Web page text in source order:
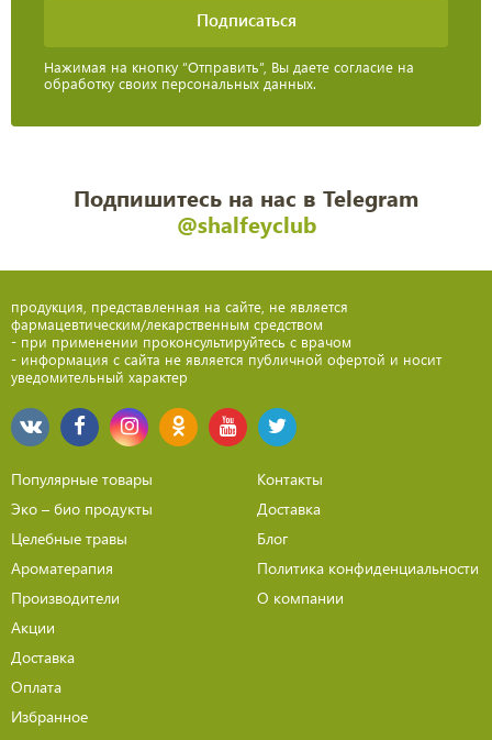
Нажимая на кнопку “Отправить”, Вы даете согласие на
обработку своих персональных данных.
Подпишитесь на нас в Telegram
@shalfeyclub
продукция, представленная на сайте, не является
фармацевтическим/лекарственным средством
- при применении проконсультируйтесь с врачом
- информация с сайта не является публичной офертой и носит
уведомительный характер
Популярные товары
Эко – био продукты
Целебные травы
Ароматерапия
Производители
Акции
Доставка
Оплата
Избранное
Контакты
Доставка
Блог
Политика конфиденциальности
О компании